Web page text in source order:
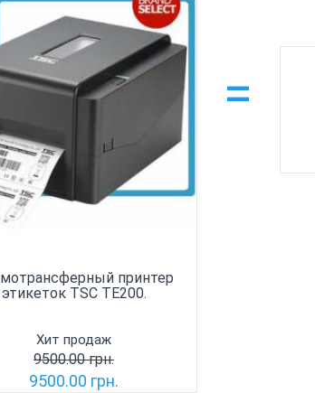
принтер
этикеток TSC TE200.
Хит продаж
9500.00 грн.
9500.00 грн.
=